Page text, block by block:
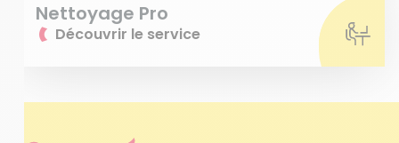
Nettoyage Pro
Découvrir le service